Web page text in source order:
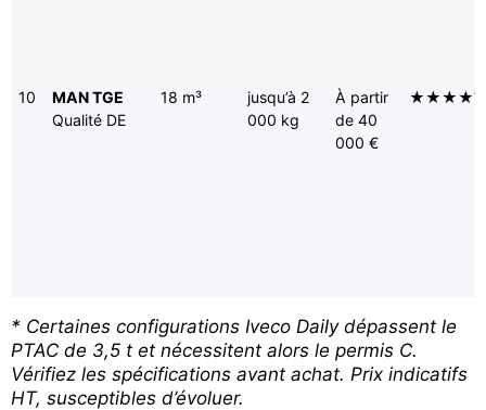
10
MAN TGE
Qualité DE
18 m³
jusqu’à 2
000 kg
À partir
de 40
000 €
* Certaines configurations Iveco Daily dépassent le
PTAC de 3,5 t et nécessitent alors le permis C.
Vérifiez les spécifications avant achat. Prix indicatifs
HT, susceptibles d’évoluer.